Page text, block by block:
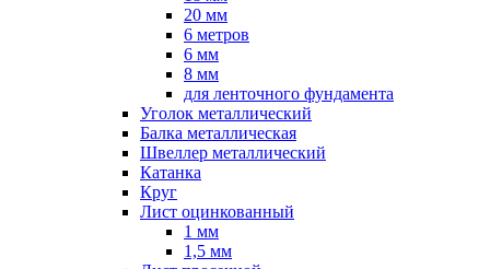
20 мм
6 метров
6 мм
8 мм
для ленточного фундамента
Уголок металлический
Балка металлическая
Швеллер металлический
Катанка
Круг
Лист оцинкованный
1 мм
1,5 мм